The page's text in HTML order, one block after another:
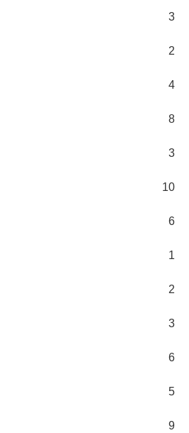
3
2
4
8
3
10
6
1
2
3
6
5
9